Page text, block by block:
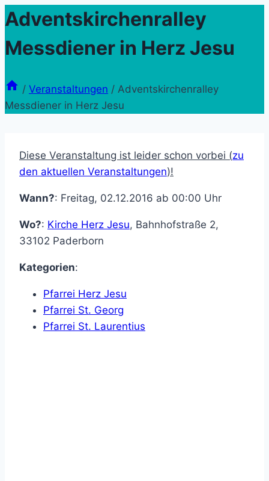
Adventskirchenralley
Messdiener in Herz Jesu
/ Veranstaltungen / Adventskirchenralley
Messdiener in Herz Jesu
Diese Veranstaltung ist leider schon vorbei (zu
den aktuellen Veranstaltungen)!
Wann?: Freitag, 02.12.2016 ab 00:00 Uhr
Wo?: Kirche Herz Jesu, Bahnhofstraße 2,
33102 Paderborn
Kategorien:
Pfarrei Herz Jesu
Pfarrei St. Georg
Pfarrei St. Laurentius